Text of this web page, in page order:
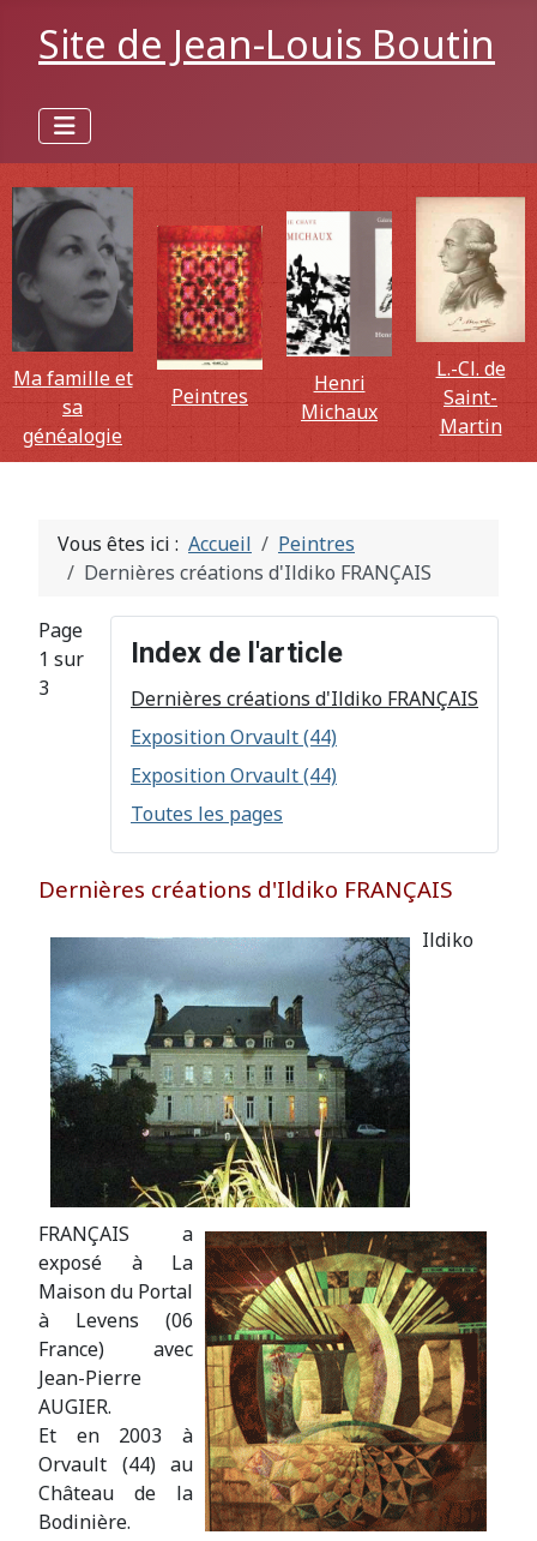
Site de Jean-Louis Boutin
Ma famille et
sa
généalogie
Peintres
Henri
Michaux
L.-Cl. de
Saint-
Martin
Vous êtes ici : Accueil
Peintres
Dernières créations d'Ildiko FRANÇAIS
Index de l'article
Dernières créations d'Ildiko FRANÇAIS
Exposition Orvault (44)
Exposition Orvault (44)
Toutes les pages
Page
1 sur
3
Dernières créations d'Ildiko FRANÇAIS
Ildiko
FRANÇAIS a
exposé à La
Maison du Portal
à Levens (06
France) avec
Jean-Pierre
AUGIER.
Et en 2003 à
Orvault (44) au
Château de la
Bodinière.